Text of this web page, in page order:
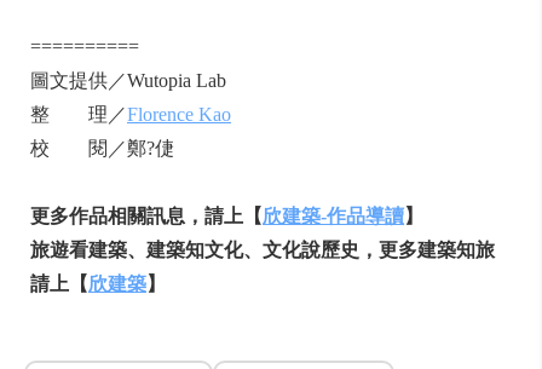
==========
圖文提供／Wutopia Lab
整 理／Florence Kao
校 閱／鄭?倢
更多作品相關訊息，請上【欣建築-作品導讀】
旅遊看建築、建築知文化、文化說歷史，更多建築知旅
請上【欣建築】